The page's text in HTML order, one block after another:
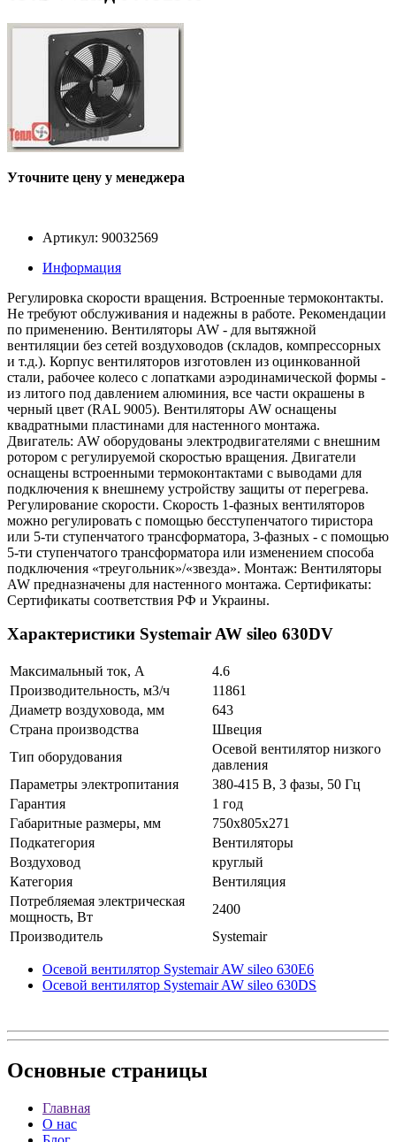
Уточните цену у менеджера
Артикул: 90032569
Информация
Регулировка скорости вращения. Встроенные термоконтакты.
Не требуют обслуживания и надежны в работе. Рекомендации
по применению. Вентиляторы AW - для вытяжной
вентиляции без сетей воздуховодов (складов, компрессорных
и т.д.). Корпус вентиляторов изготовлен из оцинкованной
стали, рабочее колесо с лопатками аэродинамической формы -
из литого под давлением алюминия, все части окрашены в
черный цвет (RAL 9005). Вентиляторы AW оснащены
квадратными пластинами для настенного монтажа.
Двигатель: AW оборудованы электродвигателями с внешним
ротором с регулируемой скоростью вращения. Двигатели
оснащены встроенными термоконтактами с выводами для
подключения к внешнему устройству защиты от перегрева.
Регулирование скорости. Скорость 1-фазных вентиляторов
можно регулировать с помощью бесступенчатого тиристора
или 5-ти ступенчатого трансформатора, 3-фазных - с помощью
5-ти ступенчатого трансформатора или изменением способа
подключения «треугольник»/«звезда». Монтаж: Вентиляторы
AW предназначены для настенного монтажа. Сертификаты:
Сертификаты соответствия РФ и Украины.
Характеристики Systemair AW sileo 630DV
Максимальный ток, А
4.6
Производительность, м3/ч
11861
Диаметр воздуховода, мм
643
Страна производства
Швеция
Тип оборудования
Осевой вентилятор низкого
давления
Параметры электропитания
380-415 В, 3 фазы, 50 Гц
Гарантия
1 год
Габаритные размеры, мм
750x805x271
Подкатегория
Вентиляторы
Воздуховод
круглый
Категория
Вентиляция
Потребляемая электрическая
мощность, Вт
2400
Производитель
Systemair
Осевой вентилятор Systemair AW sileo 630E6
Осевой вентилятор Systemair AW sileo 630DS
Основные страницы
Главная
О нас